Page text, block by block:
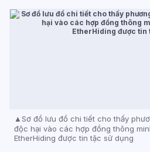
Sơ đồ lưu đồ chi tiết cho thấy
độc hại vào các hợp đồng thông
EtherHiding được tin tặc sử dụng